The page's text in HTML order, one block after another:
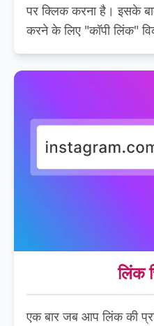
पर क्लिक करना है। इसके
करने के लिए "कॉपी लिंक"
लिंक
एक बार जब आप लिंक की